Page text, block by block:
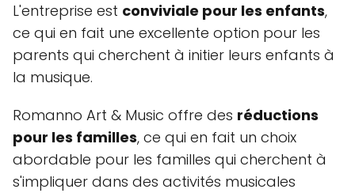
L'entreprise est conviviale pour les enfants,
ce qui en fait une excellente option pour les
parents qui cherchent à initier leurs enfants à
la musique.
Romanno Art & Music offre des réductions
pour les familles, ce qui en fait un choix
abordable pour les familles qui cherchent à
s'impliquer dans des activités musicales